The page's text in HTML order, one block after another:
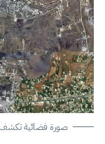
صورة فضائية تكشف